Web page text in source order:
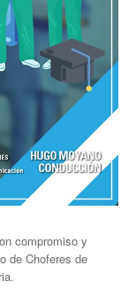
compromiso y
de Choferes de